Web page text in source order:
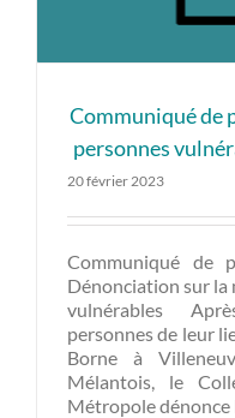
Communiqué de
personnes
20 février 2023
Communiqué de
Dénonciation sur la
vulnérables
personnes de leur
Borne à
Mélantois, le
Métropole dénonce